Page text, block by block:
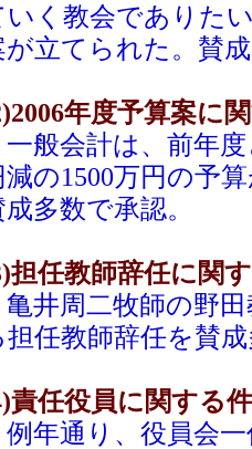
いく教会でありた
が立てられた。賛
年度予算案に
般会計は、前年度
減の1500万円の予
成多数で承認。
担任教師辞任に関
井周二牧師の野田
担任教師辞任を賛
責任役員に関する件
年通り、役員会一